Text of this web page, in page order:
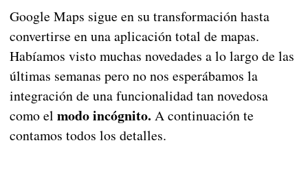
Google Maps sigue en su transformación hasta
convertirse en una aplicación total de mapas.
Habíamos visto muchas novedades a lo largo de las
últimas semanas pero no nos esperábamos la
integración de una funcionalidad tan novedosa
como el modo incógnito. A continuación te
contamos todos los detalles.